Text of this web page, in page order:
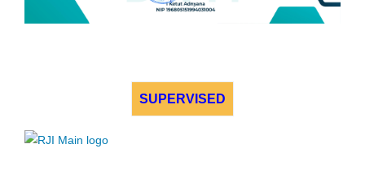
SUPERVISED